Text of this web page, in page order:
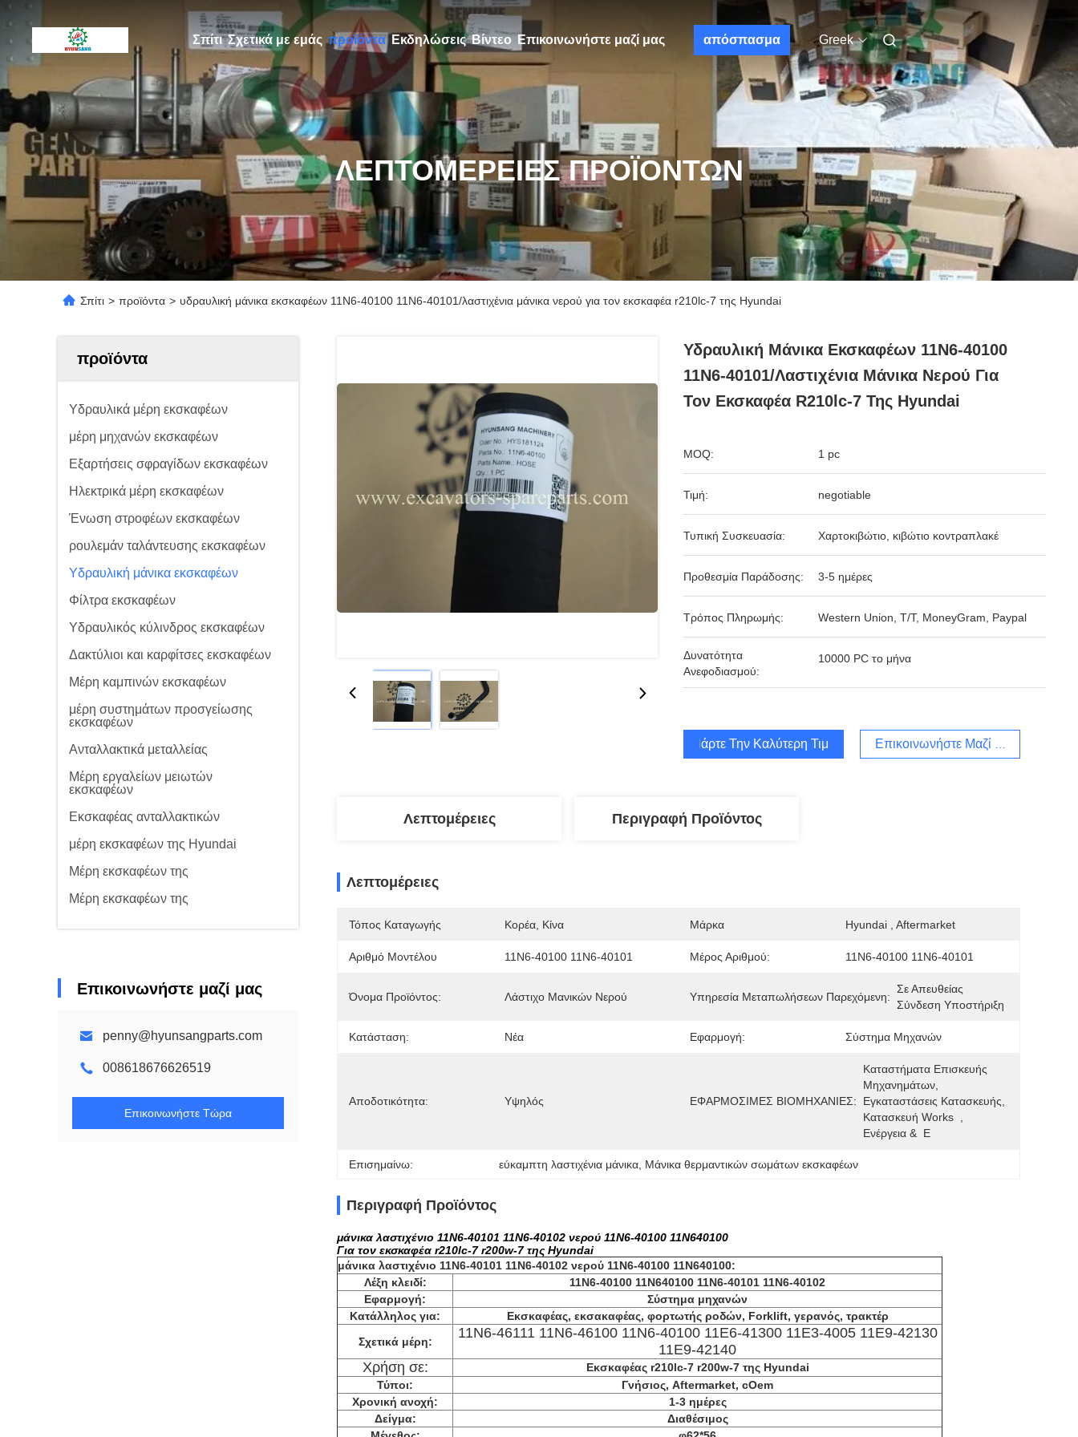
Σπίτι Σχετικά με εμάς προϊόντα Εκδηλώσεις Βίντεο Επικοινωνήστε μαζί μας απόσπασμα Greek
ΛΕΠΤΟΜΈΡΕΙΕΣ ΠΡΟΪΌΝΤΩΝ
Σπίτι > προϊόντα > υδραυλική μάνικα εκσκαφέων 11N6-40100 11N6-40101/λαστιχένια μάνικα νερού για τον εκσκαφέα r210lc-7 της Hyundai
προϊόντα
Υδραυλικά μέρη εκσκαφέων
μέρη μηχανών εκσκαφέων
Εξαρτήσεις σφραγίδων εκσκαφέων
Ηλεκτρικά μέρη εκσκαφέων
Ένωση στροφέων εκσκαφέων
ρουλεμάν ταλάντευσης εκσκαφέων
Υδραυλική μάνικα εκσκαφέων
Φίλτρα εκσκαφέων
Υδραυλικός κύλινδρος εκσκαφέων
Δακτύλιοι και καρφίτσες εκσκαφέων
Μέρη καμπινών εκσκαφέων
μέρη συστημάτων προσγείωσης
εκσκαφέων
Ανταλλακτικά μεταλλείας
Μέρη εργαλείων μειωτών
εκσκαφέων
Εκσκαφέας ανταλλακτικών
μέρη εκσκαφέων της Hyundai
Μέρη εκσκαφέων της
Μέρη εκσκαφέων της
Επικοινωνήστε μαζί μας
penny@hyunsangparts.com
008618676626519
Επικοινωνήστε Τώρα
Υδραυλική Μάνικα Εκσκαφέων 11N6-40100
11N6-40101/λαστιχένια Μάνικα Νερού Για
Τον Εκσκαφέα R210lc-7 Της Hyundai
MOQ: 1 pc
Τιμή: negotiable
Τυπική Συσκευασία: Χαρτοκιβώτιο, κιβώτιο κοντραπλακέ
Προθεσμία Παράδοσης: 3-5 ημέρες
Τρόπος Πληρωμής: Western Union, T/T, MoneyGram, Paypal
Δυνατότητα
Ανεφοδιασμού:
10000 PC το μήνα
Πάρτε Την Καλύτερη Τιμή Επικοινωνήστε Μαζί Μας
Λεπτομέρειες Περιγραφή Προϊόντος
Λεπτομέρειες
Τόπος Καταγωγής Κορέα, Κίνα Μάρκα Hyundai , Aftermarket
Αριθμό Μοντέλου 11N6-40100 11N6-40101 Μέρος Αριθμού: 11N6-40100 11N6-40101
Όνομα Προϊόντος: Λάστιχο Μανικών Νερού Υπηρεσία Μεταπωλήσεων Παρεχόμενη:
Σε Απευθείας
Σύνδεση Υποστήριξη
Κατάσταση: Νέα Εφαρμογή: Σύστημα Μηχανών
Αποδοτικότητα: Υψηλός ΕΦΑΡΜΟΣΙΜΕΣ ΒΙΟΜΗΧΑΝΙΕΣ:
Καταστήματα Επισκευής
Μηχανημάτων,
Εγκαταστάσεις Κατασκευής,
Κατασκευή Works  ,
Ενέργεια &  Ε
Επισημαίνω: εύκαμπτη λαστιχένια μάνικα Μάνικα θερμαντικών σωμάτων εκσκαφέων
Περιγραφή Προϊόντος
μάνικα λαστιχένιο 11N6-40101 11N6-40102 νερού 11N6-40100 11N640100
Για τον εκσκαφέα r210lc-7 r200w-7 της Hyundai
μάνικα λαστιχένιο 11N6-40101 11N6-40102 νερού 11N6-40100 11N640100:
Λέξη κλειδί:
11N6-40100 11N640100 11N6-40101 11N6-40102
Εφαρμογή:
Σύστημα μηχανών
Κατάλληλος για:
Εκσκαφέας, εκσακαφέας, φορτωτής ροδών, Forklift, γερανός, τρακτέρ
Σχετικά μέρη:
11N6-46111 11N6-46100 11N6-40100 11E6-41300 11E3-4005 11E9-42130
11E9-42140
Χρήση σε:
Εκσκαφέας r210lc-7 r200w-7 της Hyundai
Τύποι:
Γνήσιος, Aftermarket, cOem
Χρονική ανοχή:
1-3 ημέρες
Δείγμα:
Διαθέσιμος